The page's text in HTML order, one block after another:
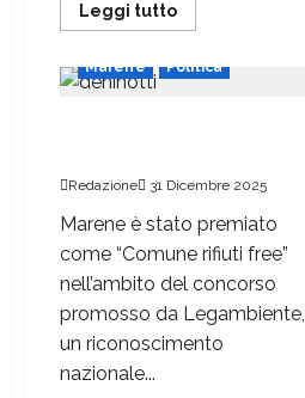
Leggi tutto
Marene Politica
Redazione 31 Dicembre 2025
Marene è stato premiato
come “Comune rifiuti free”
nell’ambito del concorso
promosso da Legambiente,
un riconoscimento
nazionale...